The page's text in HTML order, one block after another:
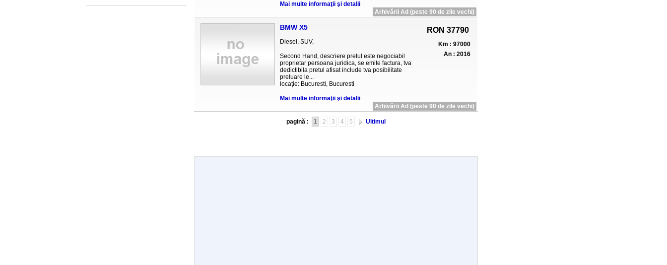
Mai multe informaţii şi detalii
Arhivării Ad (peste 90 de zile vechi)
BMW X5
Diesel, SUV,
Second Hand, descriere pretul este negociabil
proprietar persoana juridica, se emite factura, tva
dedictibila pretul afisat include tva posibilitate
preluare le...
locaţie: Bucuresti, Bucuresti
Mai multe informaţii şi detalii
RON 37790
Km : 97000
An : 2016
Arhivării Ad (peste 90 de zile vechi)
pagină : 1 2 3 4 5 Ultimul